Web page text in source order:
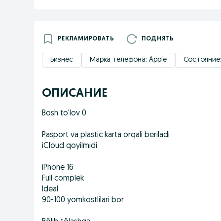
РЕКЛАМИРОВАТЬ ПОДНЯТЬ
Бизнес Марка телефона: Apple
ОПИСАНИЕ
Bosh to'lov 0
Pasport va plastic karta orqali beriladi
iCloud qoyilmidi
iPhone 16
Full complek
Ideal
90-100 yomkostlilari bor